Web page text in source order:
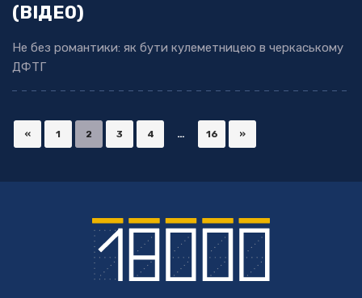
(ВІДЕО)
Не без романтики: як бути кулеметницею в черкаському
ДФТГ
« 1 2 3 4 … 16 »